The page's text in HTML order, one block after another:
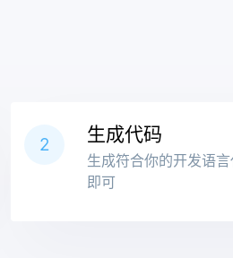
2 生成代码
生成符合你的开发语言
即可